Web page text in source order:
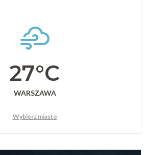
27°C
WARSZAWA
Wybierz miasto